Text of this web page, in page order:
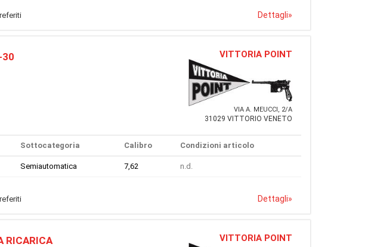
Dettagli»
30 VITTORIA POINT
VIA A. MEUCCI, 2/A
31029 VITTORIO VENETO
Sottocategoria Calibro Condizioni articolo
Semiautomatica 7,62 n.d.
Dettagli»
RICARICA VITTORIA POINT